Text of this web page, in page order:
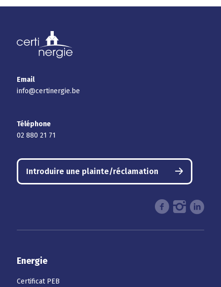
Email
info@certinergie.be
Téléphone
02 880 21 71
Introduire une plainte/réclamation
Energie
Certificat PEB